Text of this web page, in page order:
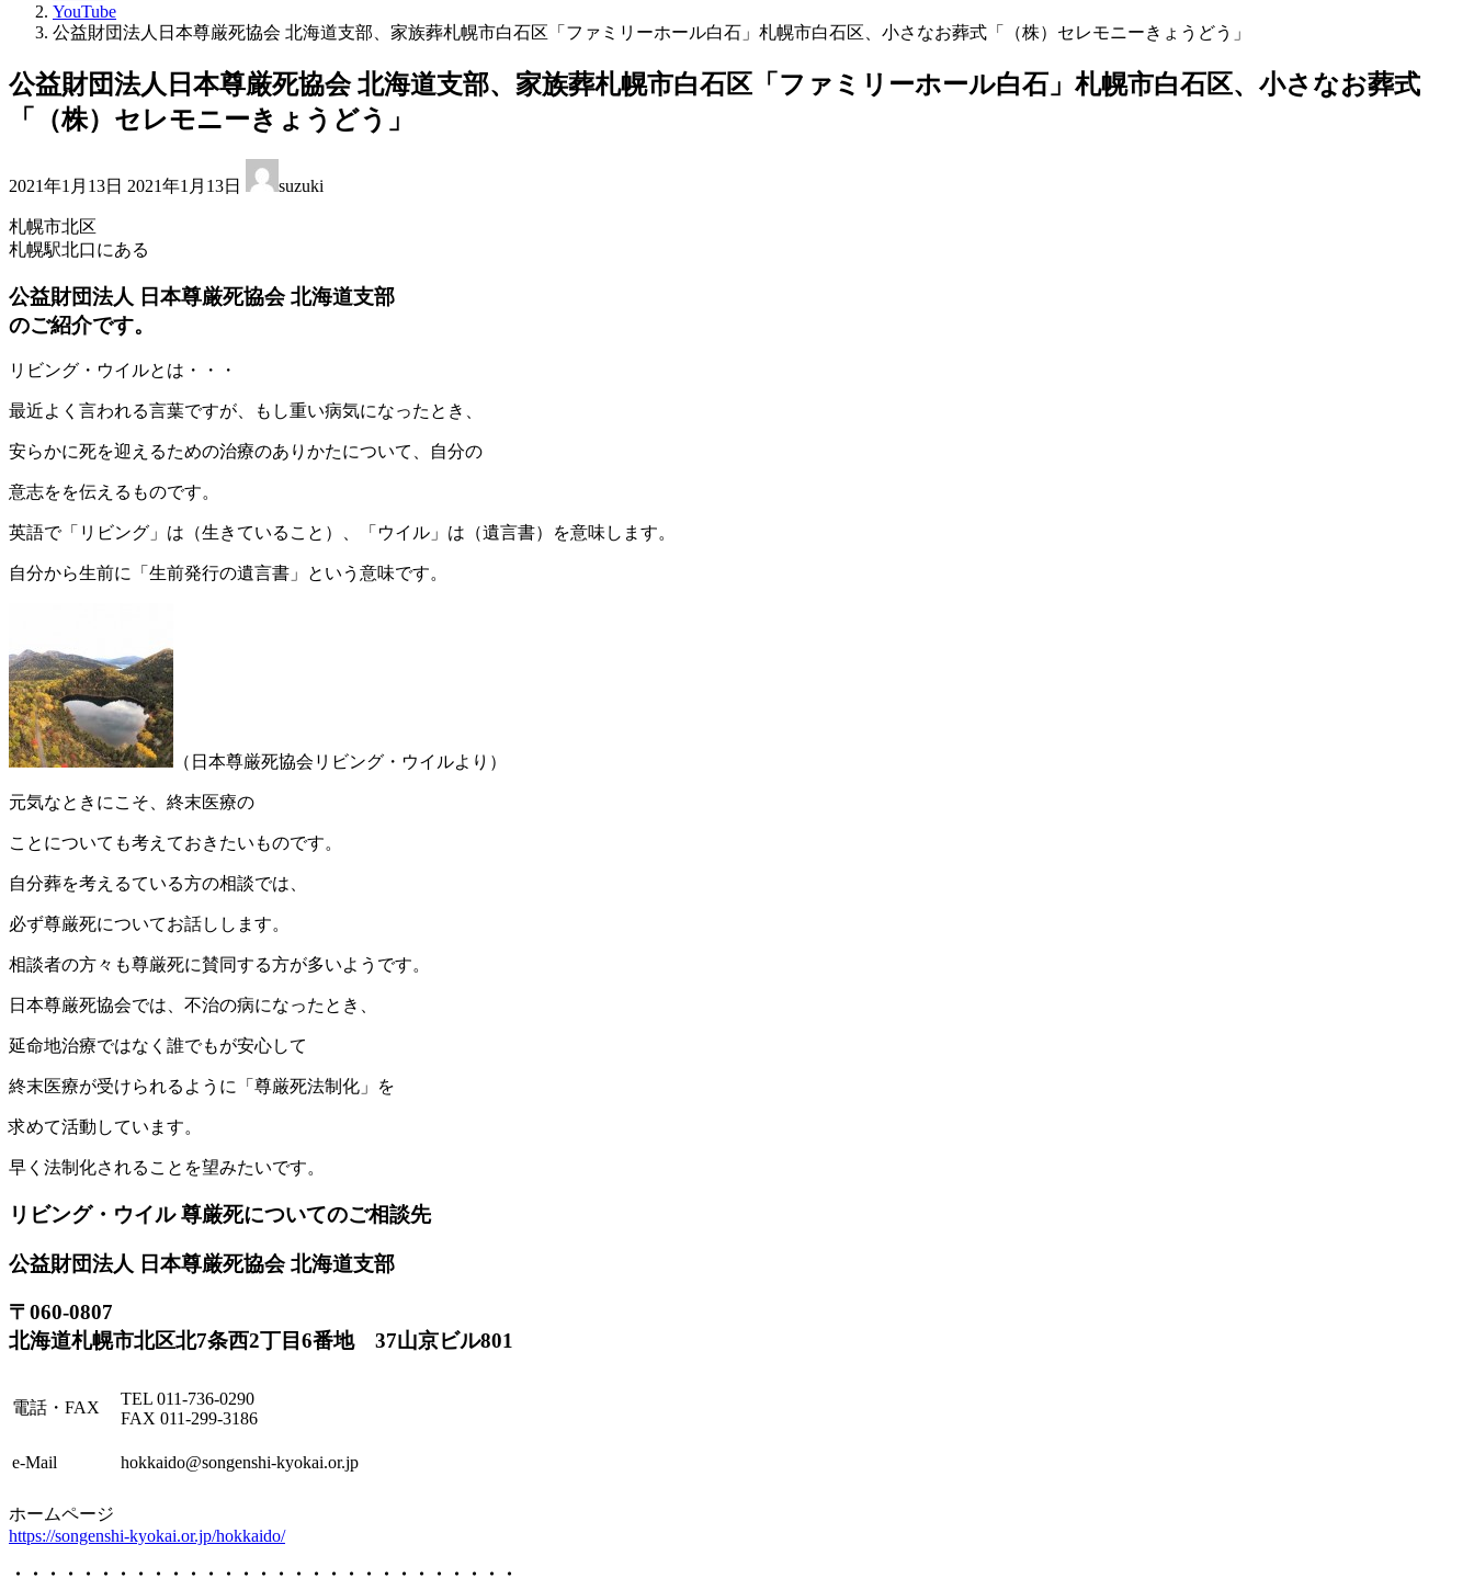
YouTube
公益財団法人日本尊厳死協会 北海道支部、家族葬札幌市白石区「ファミリーホール白石」札幌市白石区、小さなお葬式「（株）セレモニーきょうどう」
公益財団法人日本尊厳死協会 北海道支部、家族葬札幌市白石区「ファミリーホール白石」札幌市白石区、小さなお葬式
「（株）セレモニーきょうどう」
2021年1月13日 終
日
時
:
2021年1月13日 suzuki
札幌市北区
札幌駅北口にある
公益財団法人 日本尊厳死協会 北海道支部
のご紹介です。
リビング・ウイルとは・・・
最近よく言われる言葉ですが、もし重い病気になったとき、
安らかに死を迎えるための治療のありかたについて、自分の
意志をを伝えるものです。
英語で「リビング」は（生きていること）、「ウイル」は（遺言書）を意味します。
自分から生前に「生前発行の遺言書」という意味です。
（日本尊厳死協会リビング・ウイルより）
元気なときにこそ、終末医療の
ことについても考えておきたいものです。
自分葬を考えるている方の相談では、
必ず尊厳死についてお話しします。
相談者の方々も尊厳死に賛同する方が多いようです。
日本尊厳死協会では、不治の病になったとき、
延命地治療ではなく誰でもが安心して
終末医療が受けられるように「尊厳死法制化」を
求めて活動しています。
早く法制化されることを望みたいです。
リビング・ウイル 尊厳死についてのご相談先
公益財団法人 日本尊厳死協会 北海道支部
〒060-0807
北海道札幌市北区北7条西2丁目6番地 37山京ビル801
電話・FAX
TEL 011-736-0290
FAX 011-299-3186
e-Mail hokkaido@songenshi-kyokai.or.jp
ホームページ
https://songenshi-kyokai.or.jp/hokkaido/
・・・・・・・・・・・・・・・・・・・・・・・・・・・・・